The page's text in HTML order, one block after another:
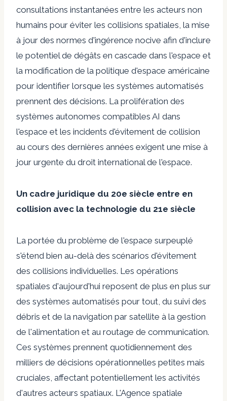
consultations instantanées entre les acteurs non
humains pour éviter les collisions spatiales, la mise
à jour des normes d'ingérence nocive afin d'inclure
le potentiel de dégâts en cascade dans l'espace et
la modification de la politique d'espace américaine
pour identifier lorsque les systèmes automatisés
prennent des décisions. La prolifération des
systèmes autonomes compatibles AI dans
l'espace et les incidents d'évitement de collision
au cours des dernières années exigent une mise à
jour urgente du droit international de l'espace.
Un cadre juridique du 20e siècle entre en
collision avec la technologie du 21e siècle
La portée du problème de l'espace surpeuplé
s'étend bien au-delà des scénarios d'évitement
des collisions individuelles. Les opérations
spatiales d'aujourd'hui reposent de plus en plus sur
des systèmes automatisés pour tout, du suivi des
débris et de la navigation par satellite à la gestion
de l'alimentation et au routage de communication.
Ces systèmes prennent quotidiennement des
milliers de décisions opérationnelles petites mais
cruciales, affectant potentiellement les activités
d'autres acteurs spatiaux. L'Agence spatiale